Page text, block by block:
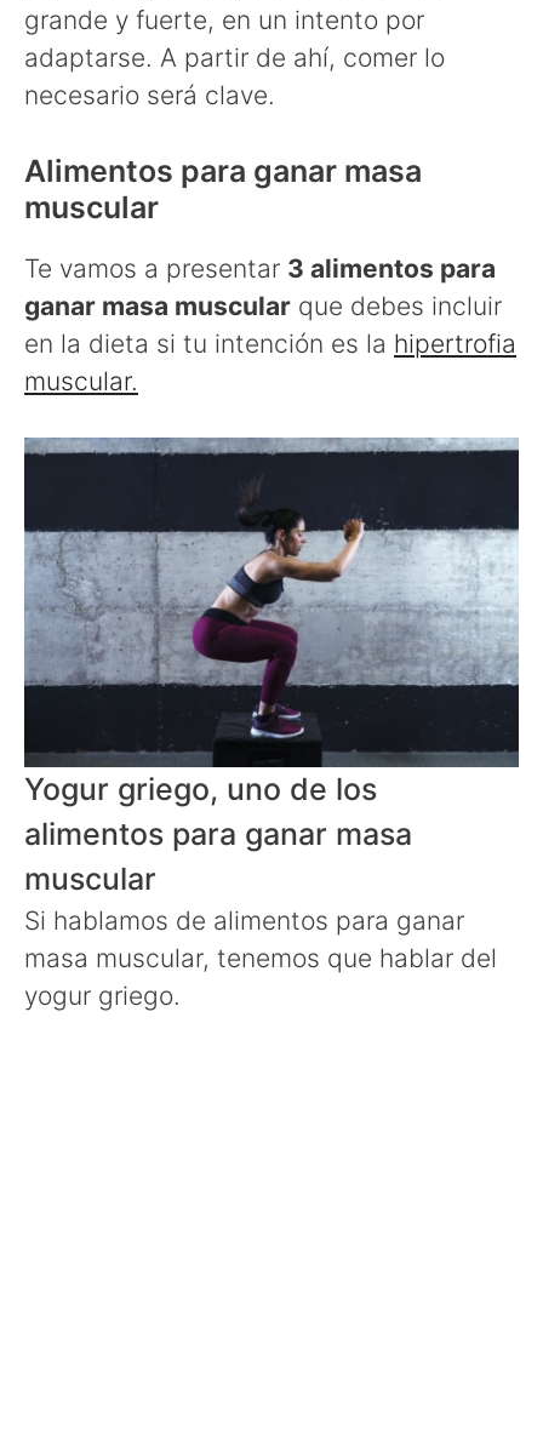
grande y fuerte, en un intento por
adaptarse. A partir de ahí, comer lo
necesario será clave.
Alimentos para ganar masa
muscular
Te vamos a presentar 3 alimentos para
ganar masa muscular que debes incluir
en la dieta si tu intención es la hipertrofia
muscular.
Yogur griego, uno de los
alimentos para ganar masa
muscular
Si hablamos de alimentos para ganar
masa muscular, tenemos que hablar del
yogur griego.